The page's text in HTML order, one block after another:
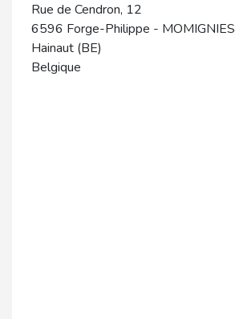
Rue de Cendron, 12
6596 Forge-Philippe - MOMIGNIES
Hainaut (BE)
Belgique